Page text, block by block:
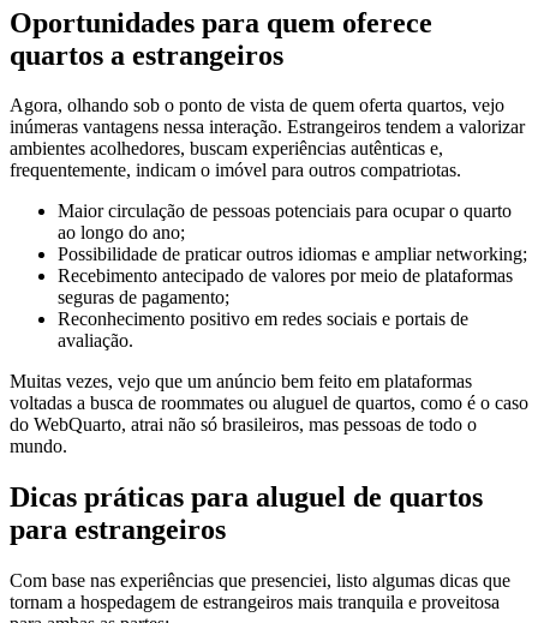
Oportunidades para quem oferece
quartos a estrangeiros
Agora, olhando sob o ponto de vista de quem oferta quartos, vejo
inúmeras vantagens nessa interação. Estrangeiros tendem a valorizar
ambientes acolhedores, buscam experiências autênticas e,
frequentemente, indicam o imóvel para outros compatriotas.
Maior circulação de pessoas potenciais para ocupar o quarto
ao longo do ano;
Possibilidade de praticar outros idiomas e ampliar networking;
Recebimento antecipado de valores por meio de plataformas
seguras de pagamento;
Reconhecimento positivo em redes sociais e portais de
avaliação.
Muitas vezes, vejo que um anúncio bem feito em plataformas
voltadas a busca de roommates ou aluguel de quartos, como é o caso
do WebQuarto, atrai não só brasileiros, mas pessoas de todo o
mundo.
Dicas práticas para aluguel de quartos
para estrangeiros
Com base nas experiências que presenciei, listo algumas dicas que
tornam a hospedagem de estrangeiros mais tranquila e proveitosa